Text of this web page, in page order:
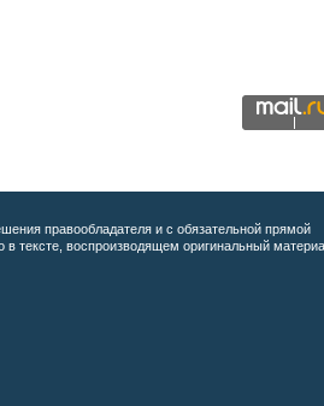
правообладателя и с обязательной прямой
в тексте, воспроизводящем оригинальный